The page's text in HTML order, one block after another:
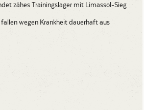
zähes Trainingslager mit Limassol-Sieg
wegen Krankheit dauerhaft aus